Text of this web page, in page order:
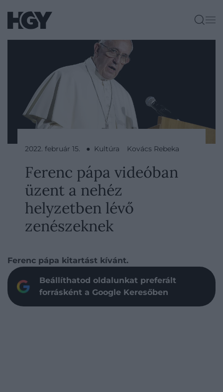
2022. február 15. ● Kultúra Kovács Rebeka
Ferenc pápa videóban
üzent a nehéz
helyzetben lévő
zenészeknek
Ferenc pápa kitartást kívánt.
Beállíthatod oldalunkat preferált
forrásként a Google Keresőben